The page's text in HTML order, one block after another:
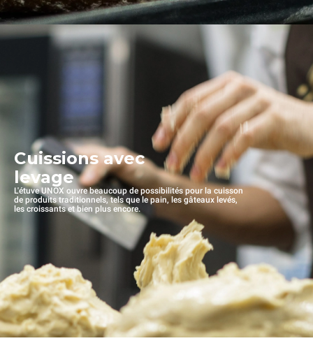
Cuissions avec
levage
L'étuve UNOX ouvre beaucoup de possibilités pour la cuisson
de produits traditionnels, tels que le pain, les gâteaux levés,
les croissants et bien plus encore.